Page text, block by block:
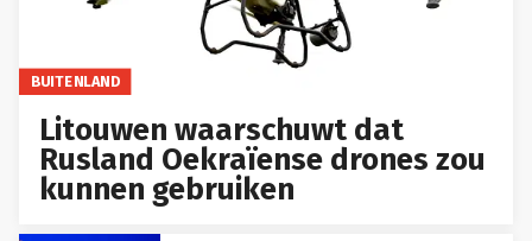
BUITENLAND
Litouwen waarschuwt dat
Rusland Oekraïense drones zou
kunnen gebruiken